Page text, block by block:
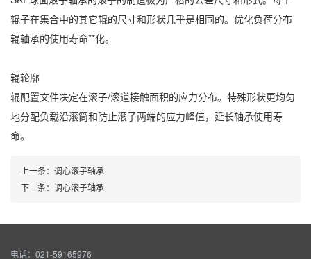
辊子在集合中的其它辊的尺寸和形状几乎是相同的。优化负荷分布
辊轴承的使用寿命**化。
辊轮廓
辊配置文件决定在滚子/滚道接触面积的应力分布。特殊形状更均匀
地分配负载沿滚筒和防止滚子两端的应力峰值，延长轴承使用寿
命。
上一条： 调心滚子轴承
下一条： 调心滚子轴承
电话：021-59165976